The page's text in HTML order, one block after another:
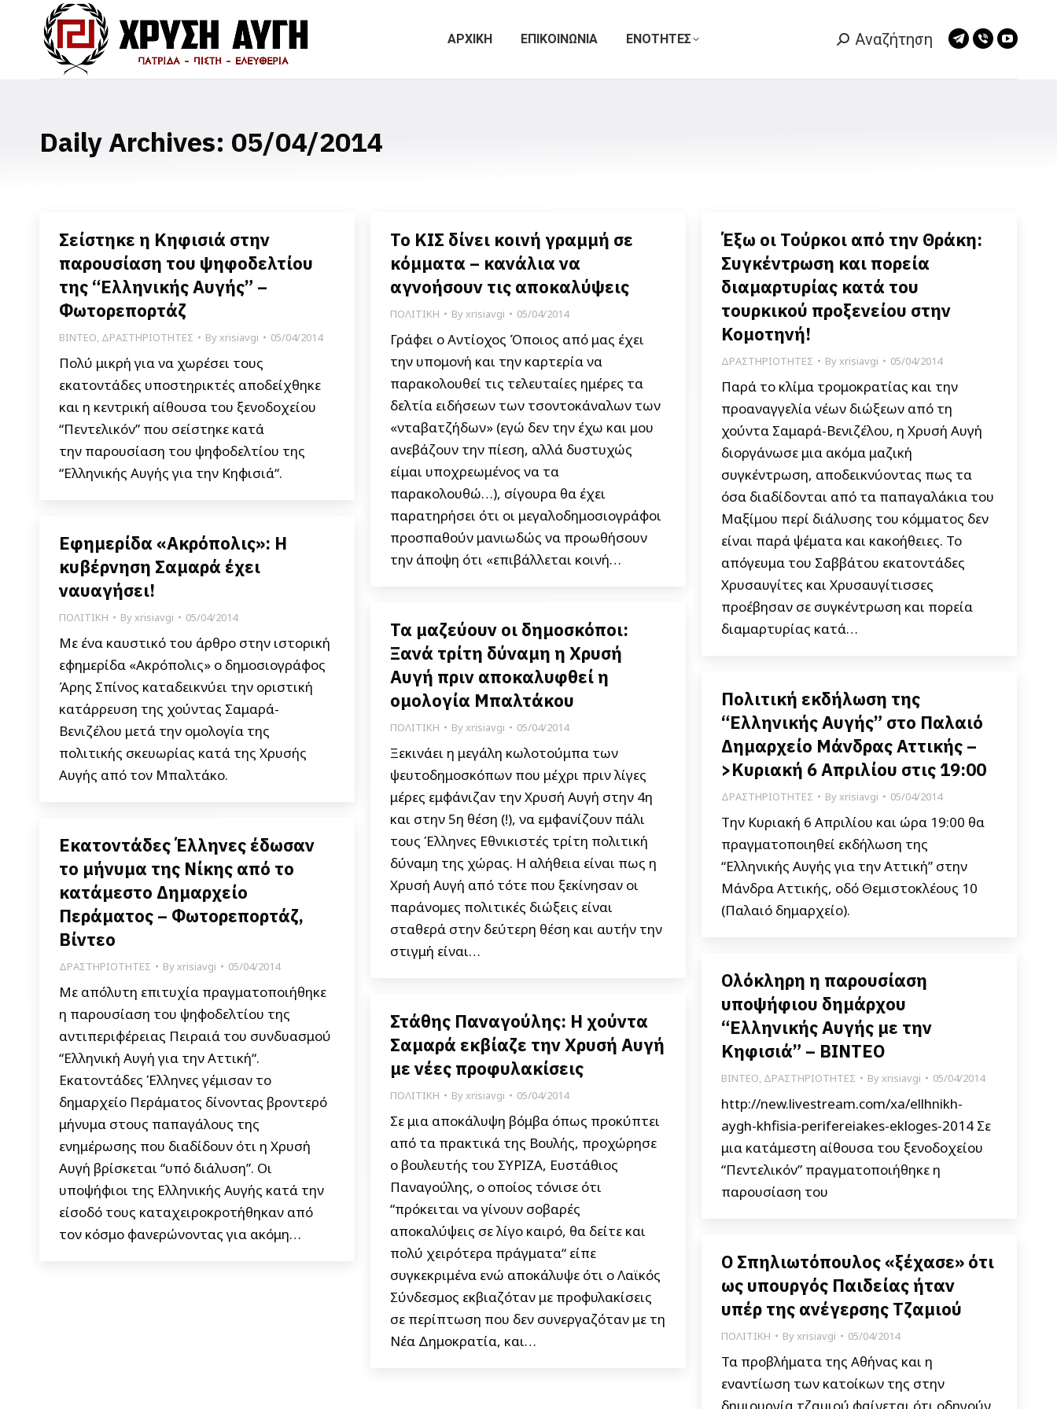
ΑΡΧΙΚΗ ΕΠΙΚΟΙΝΩΝΙΑ ΕΝΟΤΗΤΕΣ Search:
Αναζήτηση
Telegram
Viber
Daily Archives: 05/04/2014
Σείστηκε η Κηφισιά στην
παρουσίαση του ψηφοδελτίου
της “Ελληνικής Αυγής” –
Φωτορεπορτάζ
ΒΙΝΤΕΟ, ΔΡΑΣΤΗΡΙΟΤΗΤΕΣ Byxrisiavgi 05/04/2014
Πολύ μικρή για να χωρέσει τους
εκατοντάδες υποστηρικτές αποδείχθηκε
και η κεντρική αίθουσα του ξενοδοχείου
“Πεντελικόν” που σείστηκε κατά
την παρουσίαση του ψηφοδελτίου της
“Ελληνικής Αυγής για την Κηφισιά“.
Το ΚΙΣ δίνει κοινή γραμμή σε
κόμματα – κανάλια να
αγνοήσουν τις αποκαλύψεις
ΠΟΛΙΤΙΚΗ Byxrisiavgi 05/04/2014
Γράφει ο Αντίοχος Όποιος από μας έχει
την υπομονή και την καρτερία να
παρακολουθεί τις τελευταίες ημέρες τα
δελτία ειδήσεων των τσοντοκάναλων των
«νταβατζήδων» (εγώ δεν την έχω και μου
ανεβάζουν την πίεση, αλλά δυστυχώς
είμαι υποχρεωμένος να τα
παρακολουθώ…), σίγουρα θα έχει
παρατηρήσει ότι οι μεγαλοδημοσιογράφοι
προσπαθούν μανιωδώς να προωθήσουν
την άποψη ότι «επιβάλλεται κοινή…
Έξω οι Τούρκοι από την Θράκη:
Συγκέντρωση και πορεία
διαμαρτυρίας κατά του
τουρκικού προξενείου στην
Κομοτηνή!
ΔΡΑΣΤΗΡΙΟΤΗΤΕΣ Byxrisiavgi 05/04/2014
Παρά το κλίμα τρομοκρατίας και την
προαναγγελία νέων διώξεων από τη
χούντα Σαμαρά-Βενιζέλου, η Χρυσή Αυγή
διοργάνωσε μια ακόμα μαζική
συγκέντρωση, αποδεικνύοντας πως τα
όσα διαδίδονται από τα παπαγαλάκια του
Μαξίμου περί διάλυσης του κόμματος δεν
είναι παρά ψέματα και κακοήθειες. Το
απόγευμα του Σαββάτου εκατοντάδες
Χρυσαυγίτες και Χρυσαυγίτισσες
προέβησαν σε συγκέντρωση και πορεία
διαμαρτυρίας κατά…
Εφημερίδα «Ακρόπολις»: Η
κυβέρνηση Σαμαρά έχει
ναυαγήσει!
ΠΟΛΙΤΙΚΗ Byxrisiavgi 05/04/2014
Με ένα καυστικό του άρθρο στην ιστορική
εφημερίδα «Ακρόπολις» ο δημοσιογράφος
Άρης Σπίνος καταδεικνύει την οριστική
κατάρρευση της χούντας Σαμαρά-
Βενιζέλου μετά την ομολογία της
πολιτικής σκευωρίας κατά της Χρυσής
Αυγής από τον Μπαλτάκο.
Τα μαζεύουν οι δημοσκόποι:
Ξανά τρίτη δύναμη η Χρυσή
Αυγή πριν αποκαλυφθεί η
ομολογία Μπαλτάκου
ΠΟΛΙΤΙΚΗ Byxrisiavgi 05/04/2014
Ξεκινάει η μεγάλη κωλοτούμπα των
ψευτοδημοσκόπων που μέχρι πριν λίγες
μέρες εμφάνιζαν την Χρυσή Αυγή στην 4η
και στην 5η θέση (!), να εμφανίζουν πάλι
τους Έλληνες Εθνικιστές τρίτη πολιτική
δύναμη της χώρας. Η αλήθεια είναι πως η
Χρυσή Αυγή από τότε που ξεκίνησαν οι
παράνομες πολιτικές διώξεις είναι
σταθερά στην δεύτερη θέση και αυτήν την
στιγμή είναι…
Πολιτική εκδήλωση της
“Ελληνικής Αυγής” στο Παλαιό
Δημαρχείο Μάνδρας Αττικής –
>Κυριακή 6 Απριλίου στις 19:00
ΔΡΑΣΤΗΡΙΟΤΗΤΕΣ Byxrisiavgi 05/04/2014
Την Κυριακή 6 Απριλίου και ώρα 19:00 θα
πραγματοποιηθεί εκδήλωση της
“Ελληνικής Αυγής για την Αττική” στην
Μάνδρα Αττικής, οδό Θεμιστοκλέους 10
(Παλαιό δημαρχείο).
Εκατοντάδες Έλληνες έδωσαν
το μήνυμα της Νίκης από το
κατάμεστο Δημαρχείο
Περάματος – Φωτορεπορτάζ,
Βίντεο
ΔΡΑΣΤΗΡΙΟΤΗΤΕΣ Byxrisiavgi 05/04/2014
Με απόλυτη επιτυχία πραγματοποιήθηκε
η παρουσίαση του ψηφοδελτίου της
αντιπεριφέρειας Πειραιά του συνδυασμού
“Ελληνική Αυγή για την Αττική“.
Εκατοντάδες Έλληνες γέμισαν το
δημαρχείο Περάματος δίνοντας βροντερό
μήνυμα στους παπαγάλους της
ενημέρωσης που διαδίδουν ότι η Χρυσή
Αυγή βρίσκεται “υπό διάλυση”. Οι
υποψήφιοι της Ελληνικής Αυγής κατά την
είσοδό τους καταχειροκροτήθηκαν από
τον κόσμο φανερώνοντας για ακόμη…
Ολόκληρη η παρουσίαση
υποψήφιου δημάρχου
“Ελληνικής Αυγής με την
Κηφισιά” – ΒΙΝΤΕΟ
ΒΙΝΤΕΟ, ΔΡΑΣΤΗΡΙΟΤΗΤΕΣ Byxrisiavgi 05/04/2014
http://new.livestream.com/xa/ellhnikh-
aygh-khfisia-perifereiakes-ekloges-2014 Σε
μια κατάμεστη αίθουσα του ξενοδοχείου
“Πεντελικόν” πραγματοποιήθηκε η
παρουσίαση του
Στάθης Παναγούλης: Η χούντα
Σαμαρά εκβίαζε την Χρυσή Αυγή
με νέες προφυλακίσεις
ΠΟΛΙΤΙΚΗ Byxrisiavgi 05/04/2014
Σε μια αποκάλυψη βόμβα όπως προκύπτει
από τα πρακτικά της Βουλής, προχώρησε
ο βουλευτής του ΣΥΡΙΖΑ, Ευστάθιος
Παναγούλης, ο οποίος τόνισε ότι
“πρόκειται να γίνουν σοβαρές
αποκαλύψεις σε λίγο καιρό, θα δείτε και
πολύ χειρότερα πράγματα“ είπε
συγκεκριμένα ενώ αποκάλυψε ότι ο Λαϊκός
Σύνδεσμος εκβιαζόταν με προφυλακίσεις
σε περίπτωση που δεν συνεργαζόταν με τη
Νέα Δημοκρατία, και…
Ο Σπηλιωτόπουλος «ξέχασε» ότι
ως υπουργός Παιδείας ήταν
υπέρ της ανέγερσης Τζαμιού
ΠΟΛΙΤΙΚΗ Byxrisiavgi 05/04/2014
Τα προβλήματα της Αθήνας και η
εναντίωση των κατοίκων της στην